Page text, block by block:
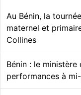
Au Bénin, la
maternel et
Collines
Bénin : le ministère
performances à